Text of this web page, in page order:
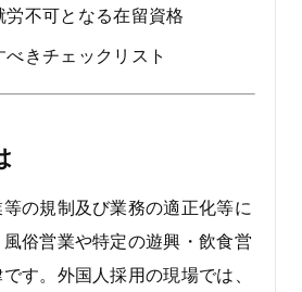
労不可となる在留資格
きチェックリスト
の規制及び業務の適正化等に
俗営業や特定の遊興・飲食営
す。外国人採用の現場では、